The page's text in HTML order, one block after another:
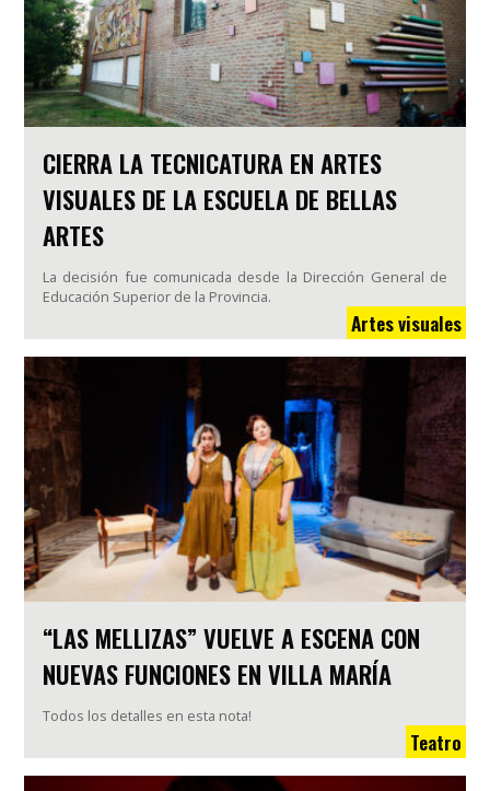
CIERRA LA TECNICATURA EN ARTES
VISUALES DE LA ESCUELA DE BELLAS
ARTES
La decisión fue comunicada desde la Dirección General de
Educación Superior de la Provincia.
Artes visuales
“LAS MELLIZAS” VUELVE A ESCENA CON
NUEVAS FUNCIONES EN VILLA MARÍA
Todos los detalles en esta nota!
Teatro